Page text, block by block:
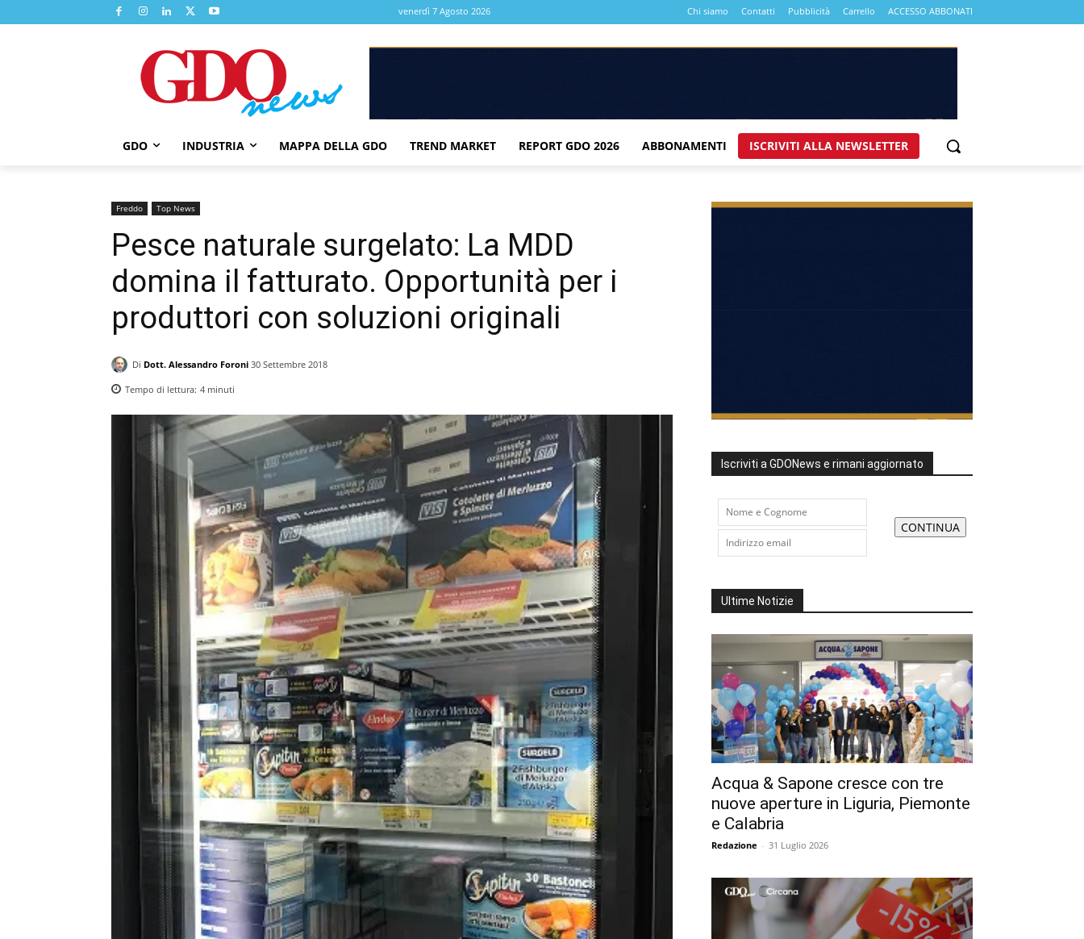
venerdì 7 Agosto 2026 Chi siamo Contatti Pubblicità Carrello ACCESSO ABBONATI
GDO INDUSTRIA MAPPA DELLA GDO TREND MARKET REPORT GDO 2026 ABBONAMENTI ISCRIVITI ALLA NEWSLETTER
Freddo Top News
Pesce naturale surgelato: La MDD
domina il fatturato. Opportunità per i
produttori con soluzioni originali
Di Dott. Alessandro Foroni 30 Settembre 2018
Tempo di lettura: 4 minuti
Iscriviti a GDONews e rimani aggiornato
Ultime Notizie
Acqua & Sapone cresce con tre
nuove aperture in Liguria, Piemonte
e Calabria
Redazione - 31 Luglio 2026